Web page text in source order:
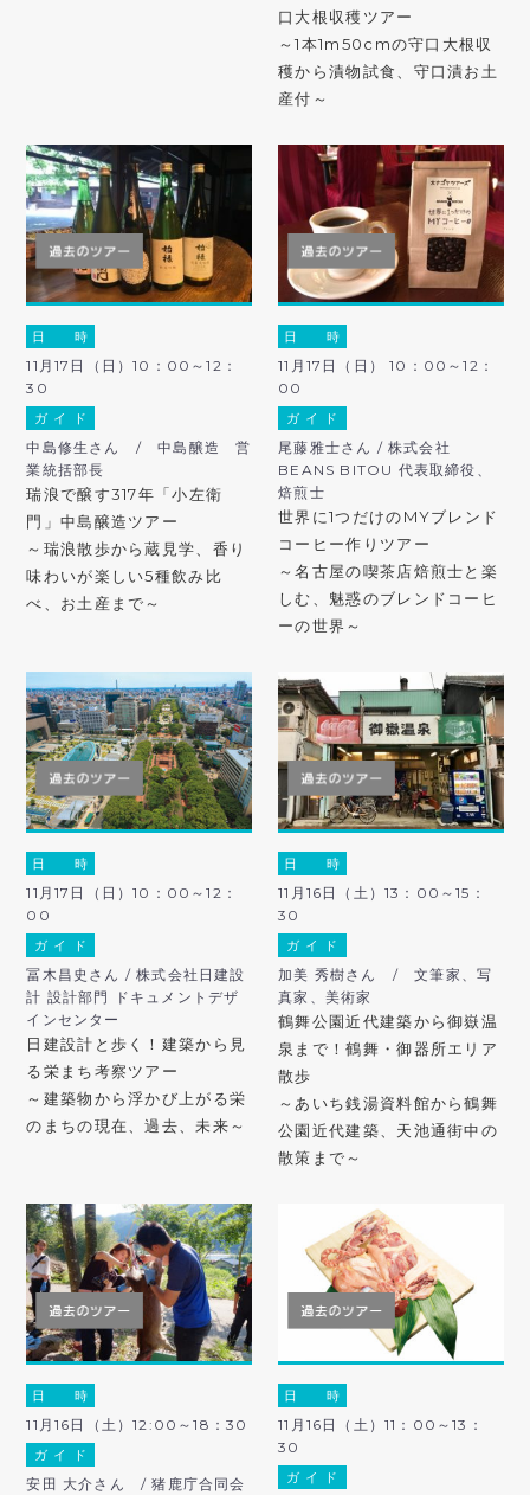
口大根収穫ツアー
～1本1m50cmの守口大根収
穫から漬物試食、守口漬お土
産付～
日 時
11月17日（日）10：00～12：
30
ガ イ ド
中島修生さん / 中島醸造 営
業統括部長
瑞浪で醸す317年「小左衛
門」中島醸造ツアー
～瑞浪散歩から蔵見学、香り
味わいが楽しい5種飲み比
べ、お土産まで～
日 時
11月17日（日） 10：00～12：
00
ガ イ ド
尾藤雅士さん / 株式会社
BEANS BITOU 代表取締役、
焙煎士
世界に1つだけのMYブレンド
コーヒー作りツアー
～名古屋の喫茶店焙煎士と楽
しむ、魅惑のブレンドコーヒ
ーの世界～
日 時
11月17日（日）10：00～12：
00
ガ イ ド
冨木昌史さん / 株式会社日建設
計 設計部門 ドキュメントデザ
インセンター
日建設計と歩く！建築から見
る栄まち考察ツアー
～建築物から浮かび上がる栄
のまちの現在、過去、未来～
日 時
11月16日（土）13：00～15：
30
ガ イ ド
加美 秀樹さん / 文筆家、写
真家、美術家
鶴舞公園近代建築から御嶽温
泉まで！鶴舞・御器所エリア
散歩
～あいち銭湯資料館から鶴舞
公園近代建築、天池通街中の
散策まで～
日 時
11月16日（土）12:00～18：30
ガ イ ド
安田 大介さん / 猪鹿庁合同会
日 時
11月16日（土）11：00～13：
30
ガ イ ド